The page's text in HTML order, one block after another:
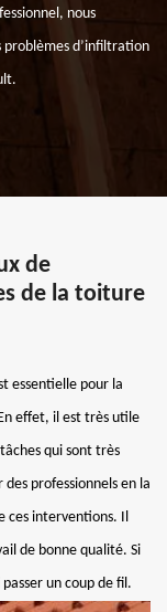
nous
problèmes d’infiltration
de
de la toiture
essentielle pour la
effet, il est très utile
qui sont très
professionnels en la
ces interventions. Il
de bonne qualité. Si
un coup de fil.